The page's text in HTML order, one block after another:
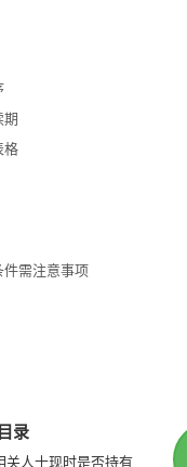
期
格
需注意事项
录
关人士现时是否持有